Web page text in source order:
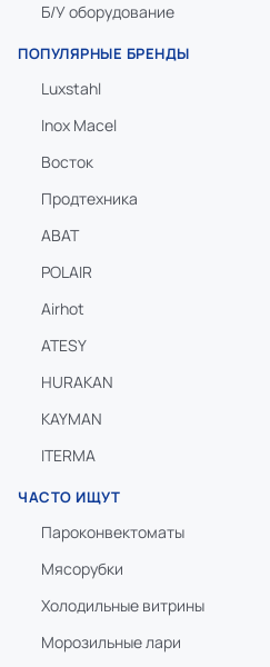
Б/У оборудование
ПОПУЛЯРНЫЕ БРЕНДЫ
Luxstahl
Inox Macel
Восток
Продтехника
ABAT
POLAIR
Airhot
ATESY
HURAKAN
KAYMAN
ITERMA
ЧАСТО ИЩУТ
Пароконвектоматы
Мясорубки
Холодильные витрины
Морозильные лари